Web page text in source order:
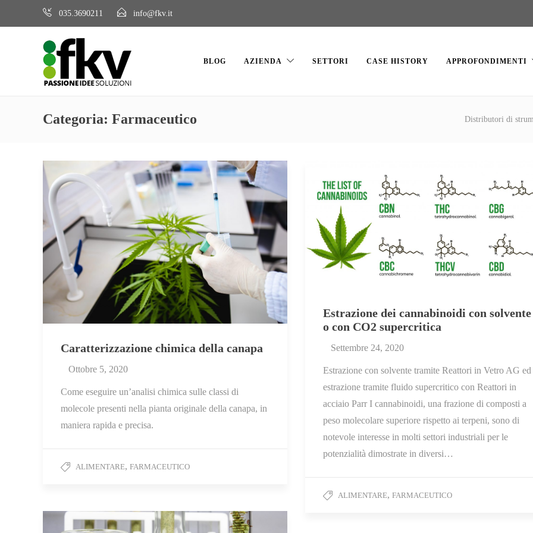
035.3690211 info@fkv.it
BLOG AZIENDA SETTORI CASE HISTORY APPROFONDIMENTI
Categoria: Farmaceutico Distributori di
Caratterizzazione chimica della canapa
Ottobre 5, 2020
Come eseguire un’analisi chimica sulle classi di
molecole presenti nella pianta originale della canapa, in
maniera rapida e precisa.
ALIMENTARE, FARMACEUTICO
Estrazione dei cannabinoidi con solvente
o con CO2 supercritica
Settembre 24, 2020
Estrazione con solvente tramite Reattori in Vetro AG ed
estrazione tramite fluido supercritico con Reattori in
acciaio Parr I cannabinoidi, una frazione di composti a
peso molecolare superiore rispetto ai terpeni, sono di
notevole interesse in molti settori industriali per le
potenzialità dimostrate in diversi…
ALIMENTARE, FARMACEUTICO